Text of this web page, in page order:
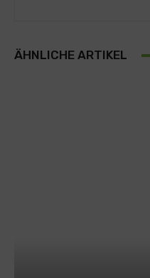
ÄHNLICHE ARTIKEL